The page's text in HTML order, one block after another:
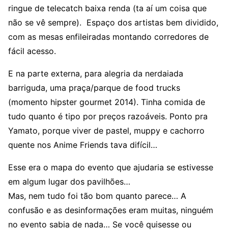
ringue de telecatch baixa renda (ta aí um coisa que
não se vê sempre). Espaço dos artistas bem dividido,
com as mesas enfileiradas montando corredores de
fácil acesso.
E na parte externa, para alegria da nerdaiada
barriguda, uma praça/parque de food trucks
(momento hipster gourmet 2014). Tinha comida de
tudo quanto é tipo por preços razoáveis. Ponto pra
Yamato, porque viver de pastel, muppy e cachorro
quente nos Anime Friends tava difícil…
Esse era o mapa do evento que ajudaria se estivesse
em algum lugar dos pavilhões…
Mas, nem tudo foi tão bom quanto parece… A
confusão e as desinformações eram muitas, ninguém
no evento sabia de nada… Se você quisesse ou